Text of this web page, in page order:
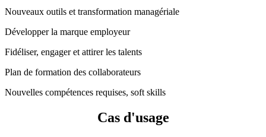
Nouveaux outils et transformation managériale
Développer la marque employeur
Fidéliser, engager et attirer les talents
Plan de formation des collaborateurs
Nouvelles compétences requises, soft skills
Cas d'usage